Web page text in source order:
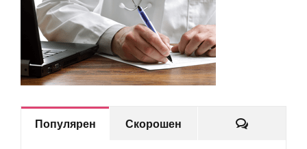
Популярен Скорошен Коментари